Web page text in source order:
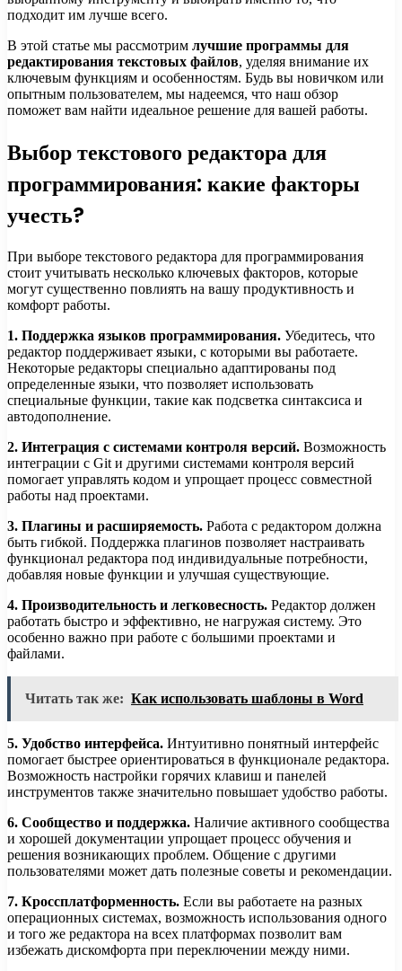
подходит им лучше всего.
В этой статье мы рассмотрим лучшие программы для
редактирования текстовых файлов, уделяя внимание их
ключевым функциям и особенностям. Будь вы новичком или
опытным пользователем, мы надеемся, что наш обзор
поможет вам найти идеальное решение для вашей работы.
Выбор текстового редактора для
программирования: какие факторы
учесть?
При выборе текстового редактора для программирования
стоит учитывать несколько ключевых факторов, которые
могут существенно повлиять на вашу продуктивность и
комфорт работы.
1. Поддержка языков программирования. Убедитесь, что
редактор поддерживает языки, с которыми вы работаете.
Некоторые редакторы специально адаптированы под
определенные языки, что позволяет использовать
специальные функции, такие как подсветка синтаксиса и
автодополнение.
2. Интеграция с системами контроля версий. Возможность
интеграции с Git и другими системами контроля версий
помогает управлять кодом и упрощает процесс совместной
работы над проектами.
3. Плагины и расширяемость. Работа с редактором должна
быть гибкой. Поддержка плагинов позволяет настраивать
функционал редактора под индивидуальные потребности,
добавляя новые функции и улучшая существующие.
4. Производительность и легковесность. Редактор должен
работать быстро и эффективно, не нагружая систему. Это
особенно важно при работе с большими проектами и
файлами.
Читать так же: Как использовать шаблоны в Word
5. Удобство интерфейса. Интуитивно понятный интерфейс
помогает быстрее ориентироваться в функционале редактора.
Возможность настройки горячих клавиш и панелей
инструментов также значительно повышает удобство работы.
6. Сообщество и поддержка. Наличие активного сообщества
и хорошей документации упрощает процесс обучения и
решения возникающих проблем. Общение с другими
пользователями может дать полезные советы и рекомендации.
7. Кроссплатформенность. Если вы работаете на разных
операционных системах, возможность использования одного
и того же редактора на всех платформах позволит вам
избежать дискомфорта при переключении между ними.